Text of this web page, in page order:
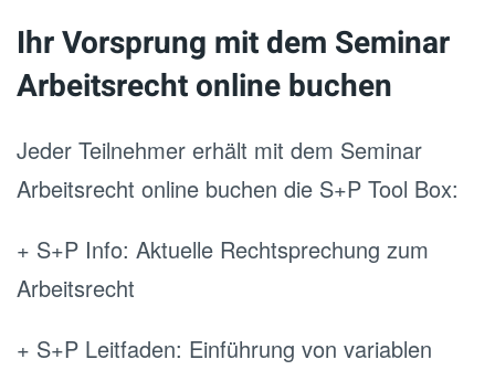
Ihr Vorsprung mit dem Seminar
Arbeitsrecht online buchen
Jeder Teilnehmer erhält mit dem Seminar
Arbeitsrecht online buchen die S+P Tool Box:
+ S+P Info: Aktuelle Rechtsprechung zum
Arbeitsrecht
+ S+P Leitfaden: Einführung von variablen